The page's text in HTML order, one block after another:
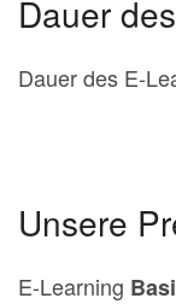
Dauer
Dauer des E-
Unsere
E-Learning